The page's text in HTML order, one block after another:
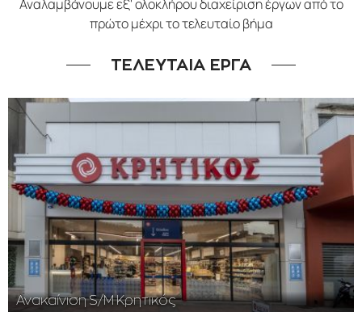
Αναλαμβάνουμε εξ' ολοκλήρου διαχείριση έργων από το
πρώτο μέχρι το τελευταίο βήμα
ΤΕΛΕΥΤΑΙΑ ΕΡΓΑ
Ανακαίνιση S/M Κρητικός